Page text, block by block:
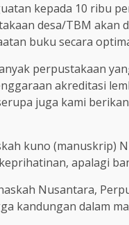
kepada 10 ribu
desa/TBM
buku secara
perpustakaan
akreditasi
juga kami
kuno (manuskrip)
apalagi
Nusantara,
kandungan dalam